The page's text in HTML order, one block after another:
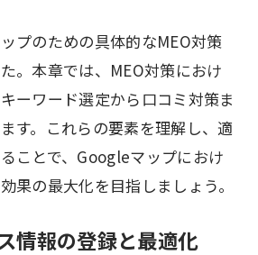
プのための具体的なMEO対策
。本章では、MEO対策におけ
ーワード選定から口コミ対策ま
す。これらの要素を理解し、適
ことで、Googleマップにおけ
果の最大化を目指しましょう。
情報の登録と最適化